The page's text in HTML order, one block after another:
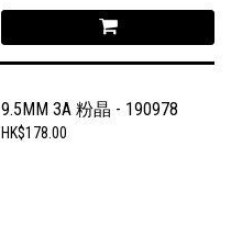
9.5MM 3A 粉晶 - 190978
HK$178.00